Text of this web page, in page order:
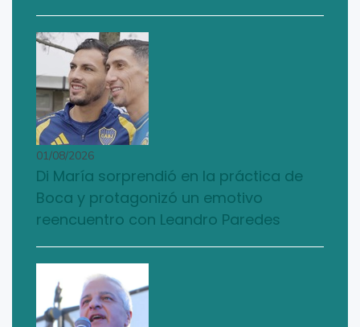
01/08/2026
Di María sorprendió en la práctica de
Boca y protagonizó un emotivo
reencuentro con Leandro Paredes